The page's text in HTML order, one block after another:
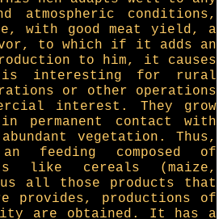
atmospheric conditions,
with good meat yield, a
to which if it adds an
to him, it causes
interesting for rural
or other operations
interest. They grow
permanent contact with
vegetation. Thus,
feeding composed of
like cereals (maize,
all those products that
provides, productions of
are obtained. It has a